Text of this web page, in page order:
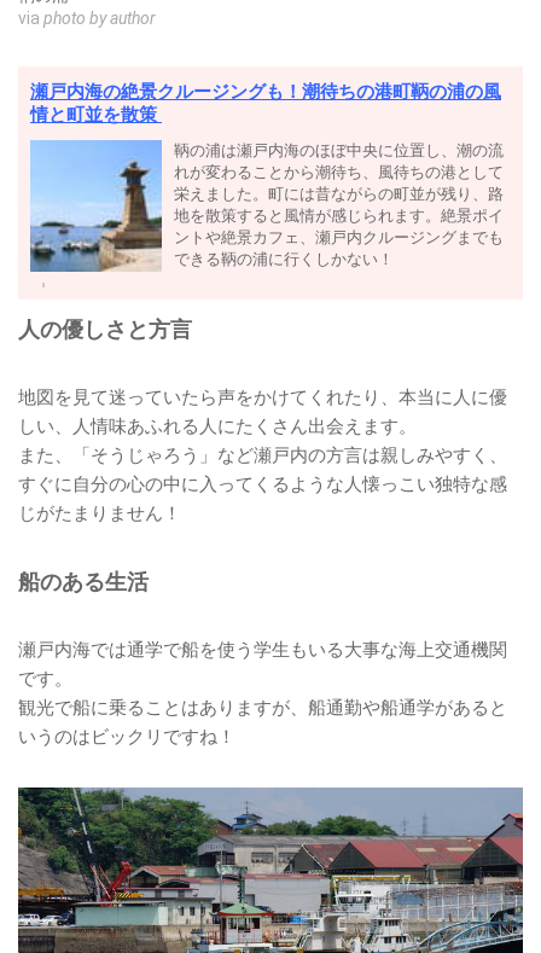
via photo by author
瀬戸内海の絶景クルージングも！潮待ちの港町鞆の浦の風
情と町並を散策
鞆の浦は瀬戸内海のほぼ中央に位置し、潮の流
れが変わることから潮待ち、風待ちの港として
栄えました。町には昔ながらの町並が残り、路
地を散策すると風情が感じられます。絶景ポイ
ントや絶景カフェ、瀬戸内クルージングまでも
できる鞆の浦に行くしかない！
人の優しさと方言
地図を見て迷っていたら声をかけてくれたり、本当に人に優
しい、人情味あふれる人にたくさん出会えます。
また、「そうじゃろう」など瀬戸内の方言は親しみやすく、
すぐに自分の心の中に入ってくるような人懐っこい独特な感
じがたまりません！
船のある生活
瀬戸内海では通学で船を使う学生もいる大事な海上交通機関
です。
観光で船に乗ることはありますが、船通勤や船通学があると
いうのはビックリですね！